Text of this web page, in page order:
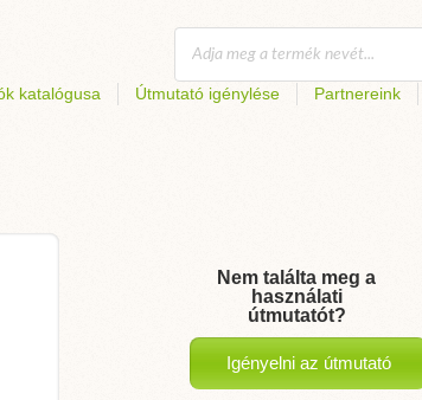
katalógusa Útmutató igénylése Partnereink
Nem találta meg a
használati
útmutatót?
Igényelni az útmutató